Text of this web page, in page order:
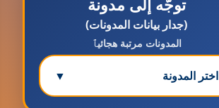
توجّه إلى مدونة
(جدار بيانات المدونات)
المدونات مرتبة هجائيٱ
اختر المدونة ▼